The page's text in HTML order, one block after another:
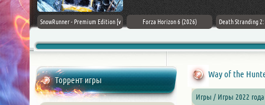
Flag
PC
SnowRunner - Premium Edition [v
Forza Horizon 6 (2026) Death Stranding
Торрент игры
Way of the
Игры / Игры 2022